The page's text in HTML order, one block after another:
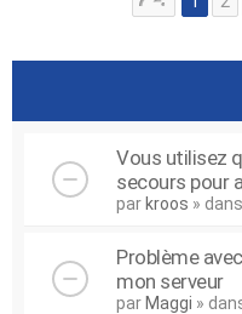
Vous utilisez
secours pour
par kroos » dans
Problème
mon serveur
par Maggi »